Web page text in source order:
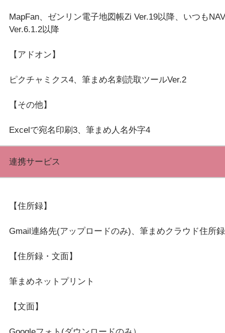
MapFan、ゼンリン電子地図帳Zi Ver.19以降、いつも
Ver.6.1.2以降
【アドオン】
ピクチャミクス4、筆まめ名刺読取ツールVer.2
【その他】
連携サービス
【住所録】
Gmail連絡先(アップロードのみ)、筆まめクラウド住所録
【住所録・文面】
筆まめネットプリント
【文面】